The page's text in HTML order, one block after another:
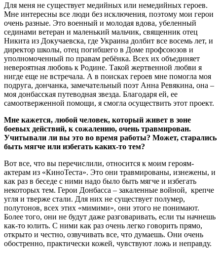
Для меня не существует медийных или немедийных героев.
Мне интересны все люди без исключения, поэтому мои герои
очень разные. Это военный и молодая вдова, убеленный
сединами ветеран и маленький мальчик, священник отец
Никита из Докучаевска, где Украина долбит все восемь лет, и
директор школы, отец погибшего в Доме профсоюзов и
уполномоченный по правам ребёнка. Всех их объединяет
невероятная любовь к Родине. Такой жертвенной любви я
нигде еще не встречала. А в поисках героев мне помогла моя
подруга, дончанка, замечательный поэт Анна Ревякина, она –
моя донбасская путеводная звезда. Благодаря ей, ее
самоотверженной помощи, я смогла осуществить этот проект.
Мне кажется, любой человек, который живет в зоне
боевых действий, к сожалению, очень травмирован.
Учитывали ли вы это во время работы? Может, старались
быть мягче или избегать каких-то тем?
Вот все, что вы перечислили, относится к моим героям-
актерам из «КиноТеста». Это они травмированы, изнежены, и
как раз в беседе с ними надо было быть мягче и избегать
некоторых тем. Герои Донбасса – закаленные войной, крепче
угля и тверже стали. Для них не существует полумер,
полутонов, всех этих «мимими», они этого не понимают.
Более того, они не будут даже разговаривать, если ты начнешь
как-то юлить. С ними как раз очень легко говорить прямо,
открыто и честно, озвучивать все, что думаешь. Они очень
обостренно, практически кожей, чувствуют ложь и неправду.